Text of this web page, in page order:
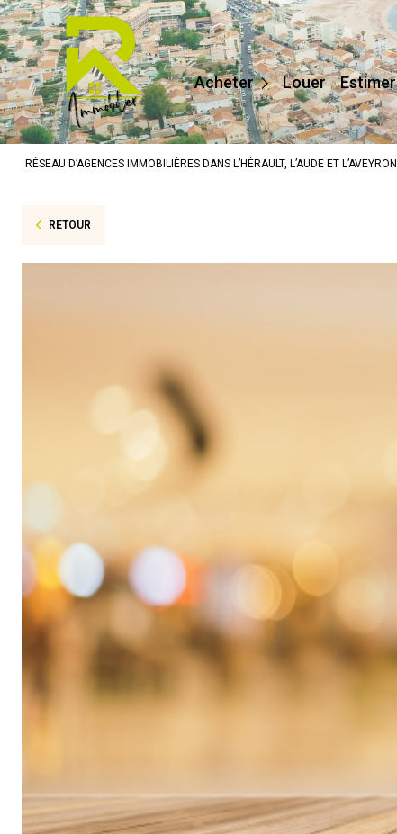
Acheter
Maisons / Villas
Appartements
Terrains
Prestige
Autres
Louer Estimer
RÉSEAU D’AGENCES IMMOBILIÈRES DANS L’HÉRAULT, L’AUDE ET L’AVEYRON
RETOUR